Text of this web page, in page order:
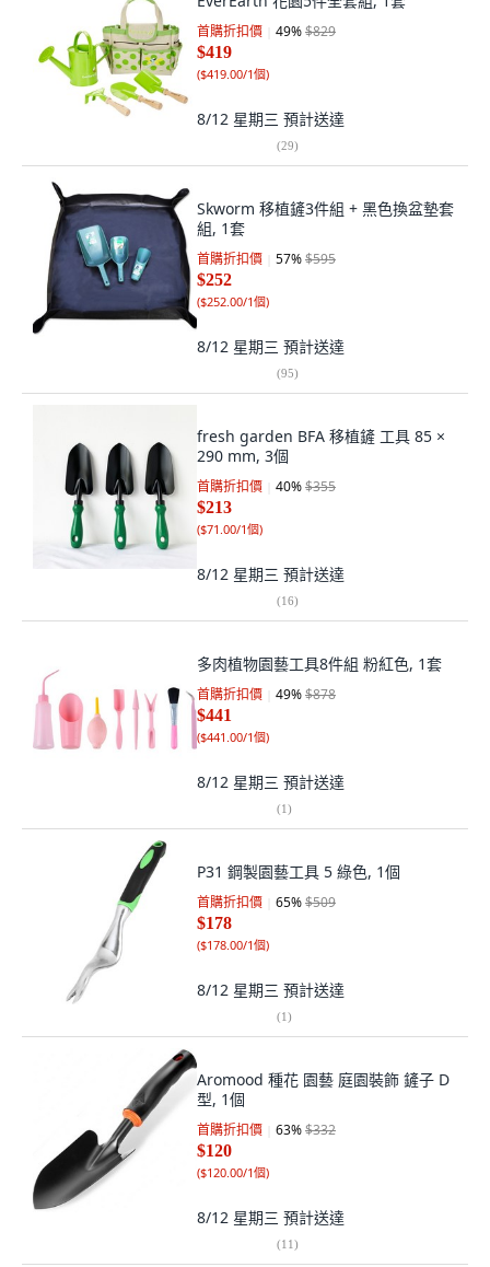
首購折扣價 49%$829
$419
($419.00/1個)
8/12 星期三 預計送達
(29)
Skworm 移植鏟3件組 + 黑色換盆墊套
組, 1套
首購折扣價 57%$595
$252
($252.00/1個)
8/12 星期三 預計送達
(95)
fresh garden BFA 移植鏟 工具 85 ×
290 mm, 3個
首購折扣價 40%$355
$213
($71.00/1個)
8/12 星期三 預計送達
(16)
多肉植物園藝工具8件組 粉紅色, 1套
首購折扣價 49%$878
$441
($441.00/1個)
8/12 星期三 預計送達
(1)
P31 鋼製園藝工具 5 綠色, 1個
首購折扣價 65%$509
$178
($178.00/1個)
8/12 星期三 預計送達
(1)
Aromood 種花 園藝 庭園裝飾 鏟子 D
型, 1個
首購折扣價 63%$332
$120
($120.00/1個)
8/12 星期三 預計送達
(11)